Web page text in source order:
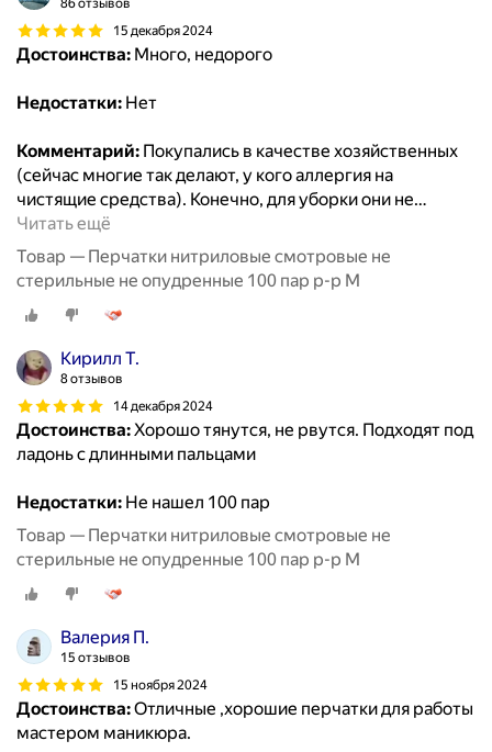
86 отзывов
15 декабря 2024
Достоинства: Много, недорого
Недостатки: Нет
Комментарий: Покупались в качестве хозяйственных
(сейчас многие так делают, у кого аллергия на
чистящие средства). Конечно, для уборки они не…
Читать ещё
Товар — Перчатки нитриловые смотровые не
стерильные не опудренные 100 пар р-р М
Кирилл Т.
8 отзывов
14 декабря 2024
Достоинства:Хорошо тянутся, не рвутся. Подходят под
ладонь с длинными пальцами
Недостатки: Не нашел 100 пар
Товар — Перчатки нитриловые смотровые не
стерильные не опудренные 100 пар р-р М
Валерия П.
15 отзывов
15 ноября 2024
Достоинства:Отличные ,хорошие перчатки для работы
мастером маникюра.